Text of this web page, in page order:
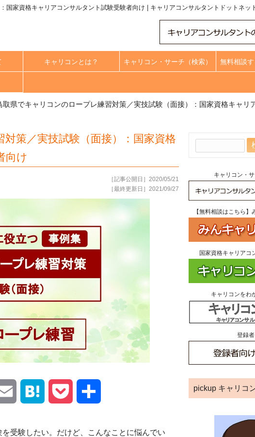
国家資格キャリアコンサルタント試験受験者向け | キャリアコンサルタントドットネッ
キャリコンとは？ キャリコン・サーチ（検索） 無料相談す
取県でキャリコンのロープレ練習対策／実技試験（面接）：国家資格キャリ
策／実技試験（面接）：国家資格
向け
［記事公開日］2020/05/21
［最終更新日］2021/09/27
Email Hatena Pocket
受験したい。だけど、こんなことに悩んでい
キャリコン・
【無料相談はこちら
国家資格キャリアコ
キャリコンをわ
登録
pickup キャリコ